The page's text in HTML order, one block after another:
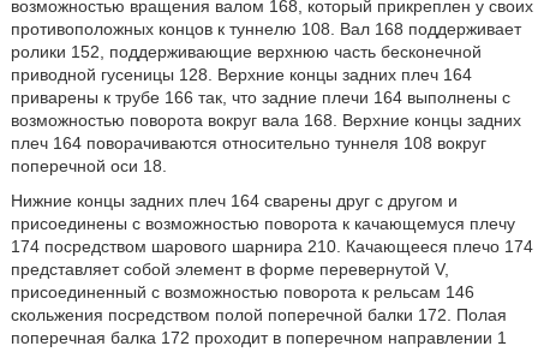
возможностью вращения валом 168, который прикреплен у своих
противоположных концов к туннелю 108. Вал 168 поддерживает
ролики 152, поддерживающие верхнюю часть бесконечной
приводной гусеницы 128. Верхние концы задних плеч 164
приварены к трубе 166 так, что задние плечи 164 выполнены с
возможностью поворота вокруг вала 168. Верхние концы задних
плеч 164 поворачиваются относительно туннеля 108 вокруг
поперечной оси 18.
Нижние концы задних плеч 164 сварены друг с другом и
присоединены с возможностью поворота к качающемуся плечу
174 посредством шарового шарнира 210. Качающееся плечо 174
представляет собой элемент в форме перевернутой V,
присоединенный с возможностью поворота к рельсам 146
скольжения посредством полой поперечной балки 172. Полая
поперечная балка 172 проходит в поперечном направлении 1